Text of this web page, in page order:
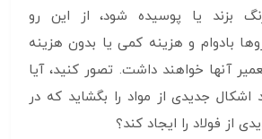
بزند یا پوسیده شود، از این رو
بادوام و هزینه کمی یا بدون هزینه
آنها خواهند داشت. تصور کنید، آیا
اشکال جدیدی از مواد را بگشاید که در
از فولاد را ایجاد کند؟